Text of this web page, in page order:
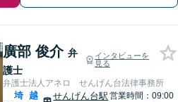
廣部 俊介 弁
護士
インタビューを
見る
弁護士法人アネロ せんげん台法律事務所
埼 越
せんげん台駅 営業時間：09:00